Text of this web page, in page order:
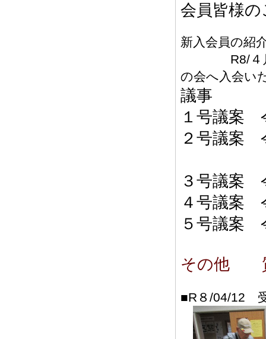
会員皆様
新入会員の紹
R8/４月よ
の会へ入会い
議事
１号議案
２号議案
３号議案
４号議案
５号議案
その他
■R８/04/12